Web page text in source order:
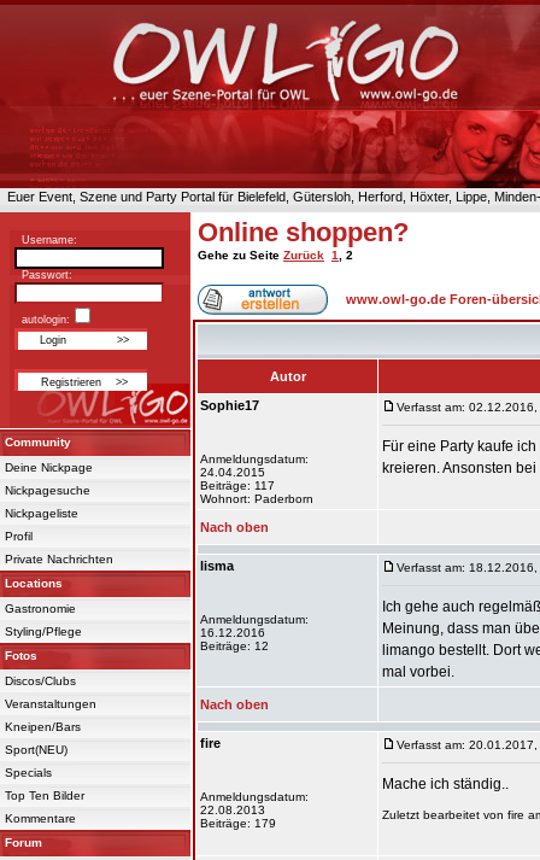
Euer Event, Szene und Party Portal für Bielefeld, Gütersloh, Herford, Höxter, Lippe,
Username:
Passwort:
autologin:
Community
Deine Nickpage
Nickpagesuche
Nickpageliste
Profil
Private Nachrichten
Locations
Gastronomie
Styling/Pflege
Fotos
Discos/Clubs
Veranstaltungen
Kneipen/Bars
Sport(NEU)
Specials
Top Ten Bilder
Kommentare
Forum
Online shoppen?
Gehe zu Seite Zurück 1 2
www.owl-go.de Foren-
Autor
Sophie17
Anmeldungsdatum:
24.04.2015
Beiträge: 117
Wohnort: Paderborn
Verfasst am:
Für eine Party kaufe
kreieren. Ansonsten
Nach oben
lisma
Anmeldungsdatum:
16.12.2016
Beiträge: 12
Verfasst am: 18.12.2016,
Ich gehe auch
Meinung, dass man
limango bestellt. Dort
mal vorbei.
Nach oben
fire
Anmeldungsdatum:
22.08.2013
Beiträge: 179
Verfasst am:
Mache ich ständig..
Zuletzt bearbeitet von fire